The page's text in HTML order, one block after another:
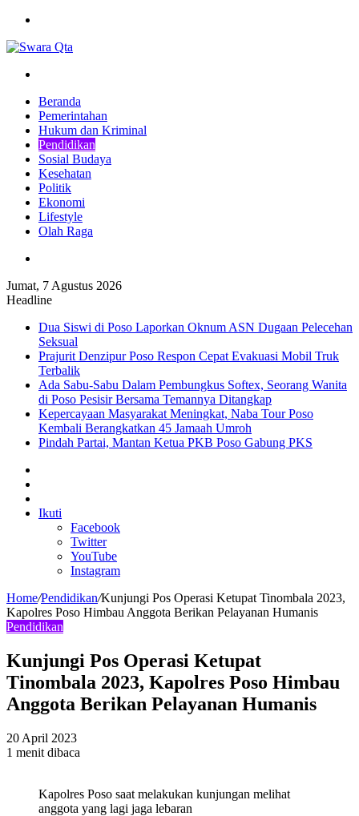
Beranda
Pemerintahan
Hukum dan Kriminal
Pendidikan
Sosial Budaya
Kesehatan
Politik
Ekonomi
Lifestyle
Olah Raga
Jumat, 7 Agustus 2026
Headline
Dua Siswi di Poso Laporkan Oknum ASN Dugaan Pelecehan
Seksual
Prajurit Denzipur Poso Respon Cepat Evakuasi Mobil Truk
Terbalik
Ada Sabu-Sabu Dalam Pembungkus Softex, Seorang Wanita
di Poso Pesisir Bersama Temannya Ditangkap
Kepercayaan Masyarakat Meningkat, Naba Tour Poso
Kembali Berangkatkan 45 Jamaah Umroh
Pindah Partai, Mantan Ketua PKB Poso Gabung PKS
In
Ikuti
Facebook
Twitter
YouTube
Instagram
Home/Pendidikan/Kunjungi Pos Operasi Ketupat Tinombala 2023,
Kapolres Poso Himbau Anggota Berikan Pelayanan Humanis
Pendidikan
Kunjungi Pos Operasi Ketupat
Tinombala 2023, Kapolres Poso Himbau
Anggota Berikan Pelayanan Humanis
20 April 2023
1 menit dibaca
Kapolres Poso saat melakukan kunjungan melihat
anggota yang lagi jaga lebaran